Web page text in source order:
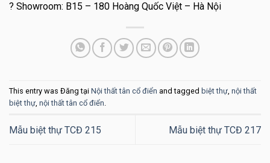
? Showroom: B15 – 180 Hoàng Quốc Việt – Hà Nội
This entry was Đăng tại Nội thất tân cổ điển and tagged biệt thự nội thất
biệt thự nội thất tân cổ điển
Mẫu biệt thự TCĐ 215 Mẫu biệt thự TCĐ 217